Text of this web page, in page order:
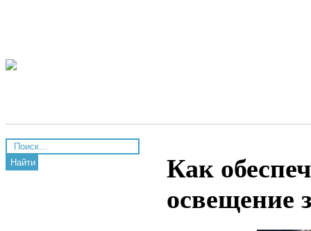
Найти
Как
освещение